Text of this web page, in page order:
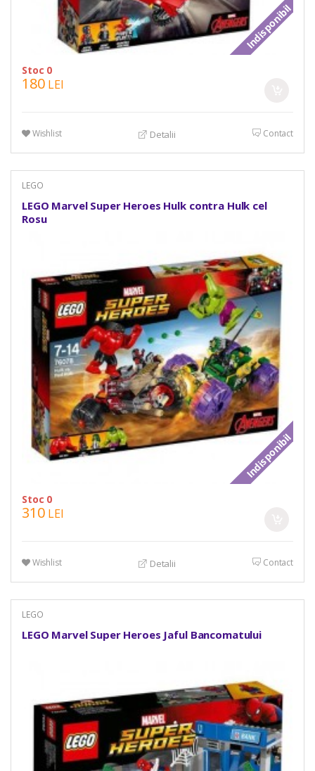
Indisponibil
Stoc 0
180 LEI
Wishlist Detalii Contact
LEGO
LEGO Marvel Super Heroes Hulk contra Hulk cel
Rosu
Indisponibil
Stoc 0
310 LEI
Wishlist Detalii Contact
LEGO
LEGO Marvel Super Heroes Jaful Bancomatului